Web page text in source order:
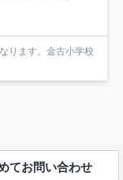
ります。金古小学校
てお問い合わせ